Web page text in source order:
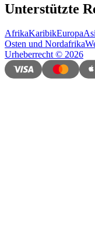
Unterstützte
AfrikaKaribikEuropa
Osten und Nordafrika
Urheberrecht© 2026